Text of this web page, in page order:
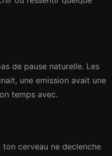
de pause naturelle. Les
une emission avait une
temps avec.
cerveau ne declenche